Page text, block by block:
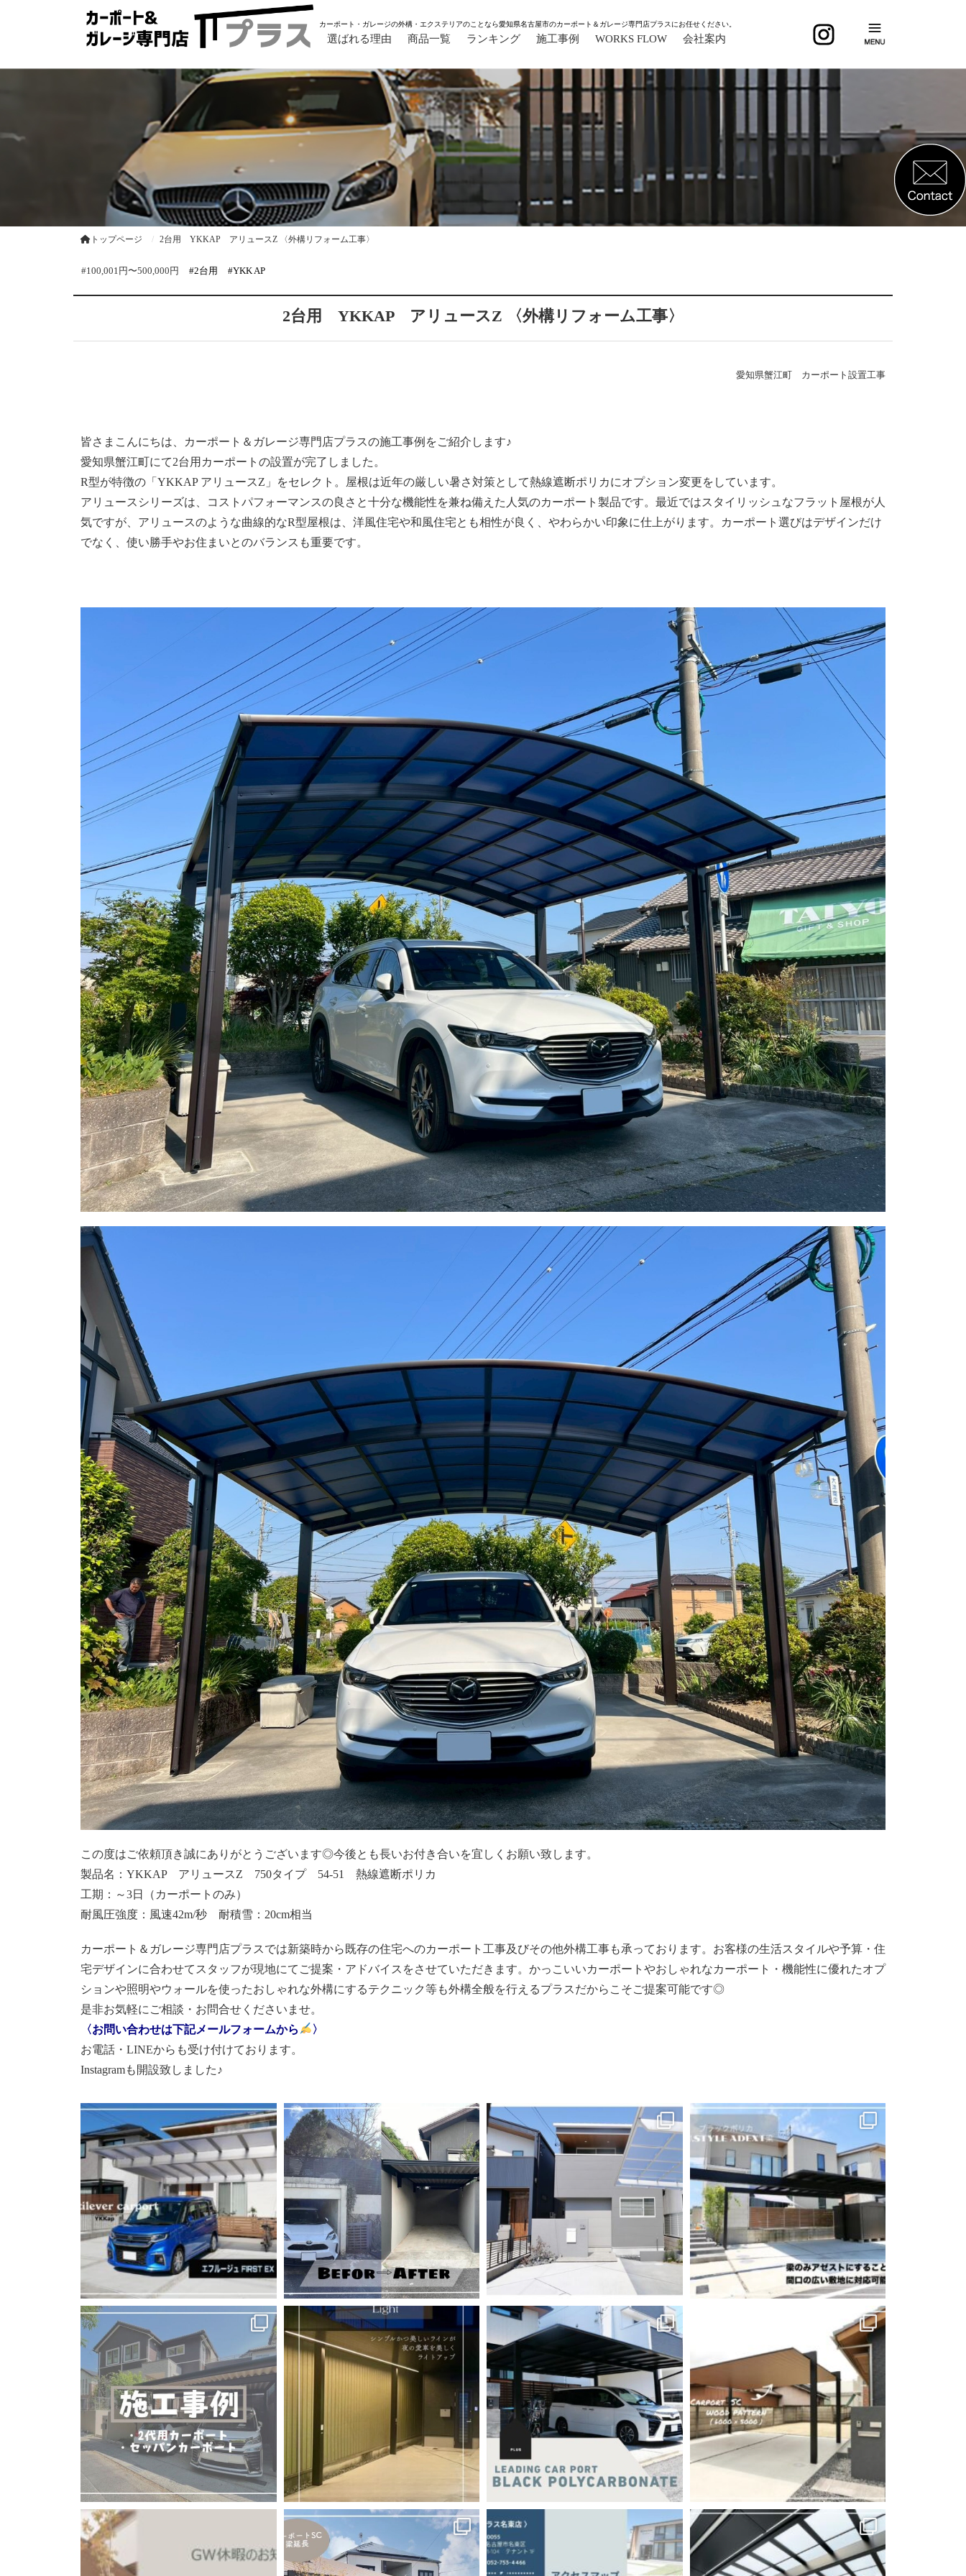
カーポート・ガレージの外構・エクステリアのことなら愛知県名古屋市のカーポート＆ガレージ専門店プラスにお任せください。
選ばれる理由 商品一覧 ランキング 施工事例 WORKS FLOW 会社案内
トップページ 2台用 YKKAP アリュースZ 〈外構リフォーム工事〉
#100,001円〜500,000円 #2台用 #YKK AP
2台用 YKKAP アリュースZ 〈外構リフォーム工事〉
愛知県蟹江町 カーポート設置工事
皆さまこんにちは、カーポート＆ガレージ専門店プラスの施工事例をご紹介します♪
愛知県蟹江町にて2台用カーポートの設置が完了しました。
R型が特徴の「YKKAP アリュースZ」をセレクト。屋根は近年の厳しい暑さ対策として熱線遮断ポリカにオプション変更をしています。
アリュースシリーズは、コストパフォーマンスの良さと十分な機能性を兼ね備えた人気のカーポート製品です。最近ではスタイリッシュなフラット屋根が人
気ですが、アリュースのような曲線的なR型屋根は、洋風住宅や和風住宅とも相性が良く、やわらかい印象に仕上がります。カーポート選びはデザインだけ
でなく、使い勝手やお住まいとのバランスも重要です。
この度はご依頼頂き誠にありがとうございます◎今後とも長いお付き合いを宜しくお願い致します。
製品名：YKKAP アリュースZ 750タイプ 54-51 熱線遮断ポリカ
工期：～3日（カーポートのみ）
耐風圧強度：風速42m/秒 耐積雪：20cm相当
カーポート＆ガレージ専門店プラスでは新築時から既存の住宅へのカーポート工事及びその他外構工事も承っております。お客様の生活スタイルや予算・住
宅デザインに合わせてスタッフが現地にてご提案・アドバイスをさせていただきます。かっこいいカーポートやおしゃれなカーポート・機能性に優れたオプ
ションや照明やウォールを使ったおしゃれな外構にするテクニック等も外構全般を行えるプラスだからこそご提案可能です◎
是非お気軽にご相談・お問合せくださいませ。
〈お問い合わせは下記メールフォームから
〉
お電話・LINEからも受け付けております。
Instagramも開設致しました♪